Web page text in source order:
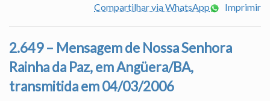
Compartilhar via WhatsApp
Imprimir
2.649 – Mensagem de Nossa Senhora
Rainha da Paz, em Angüera/BA,
transmitida em 04/03/2006